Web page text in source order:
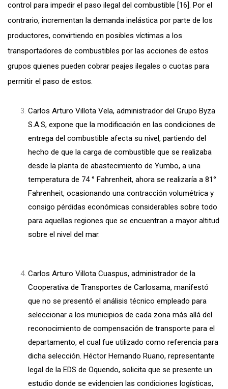
control para impedir el paso ilegal del combustible [16]. Por el
contrario, incrementan la demanda inelástica por parte de los
productores, convirtiendo en posibles víctimas a los
transportadores de combustibles por las acciones de estos
grupos quienes pueden cobrar peajes ilegales o cuotas para
permitir el paso de estos.
Carlos Arturo Villota Vela, administrador del Grupo Byza
S.A.S, expone que la modificación en las condiciones de
entrega del combustible afecta su nivel, partiendo del
hecho de que la carga de combustible que se realizaba
desde la planta de abastecimiento de Yumbo, a una
temperatura de 74 ° Fahrenheit, ahora se realizaría a 81°
Fahrenheit, ocasionando una contracción volumétrica y
consigo pérdidas económicas considerables sobre todo
para aquellas regiones que se encuentran a mayor altitud
sobre el nivel del mar.
Carlos Arturo Villota Cuaspus, administrador de la
Cooperativa de Transportes de Carlosama, manifestó
que no se presentó el análisis técnico empleado para
seleccionar a los municipios de cada zona más allá del
reconocimiento de compensación de transporte para el
departamento, el cual fue utilizado como referencia para
dicha selección. Héctor Hernando Ruano, representante
legal de la EDS de Oquendo, solicita que se presente un
estudio donde se evidencien las condiciones logísticas,